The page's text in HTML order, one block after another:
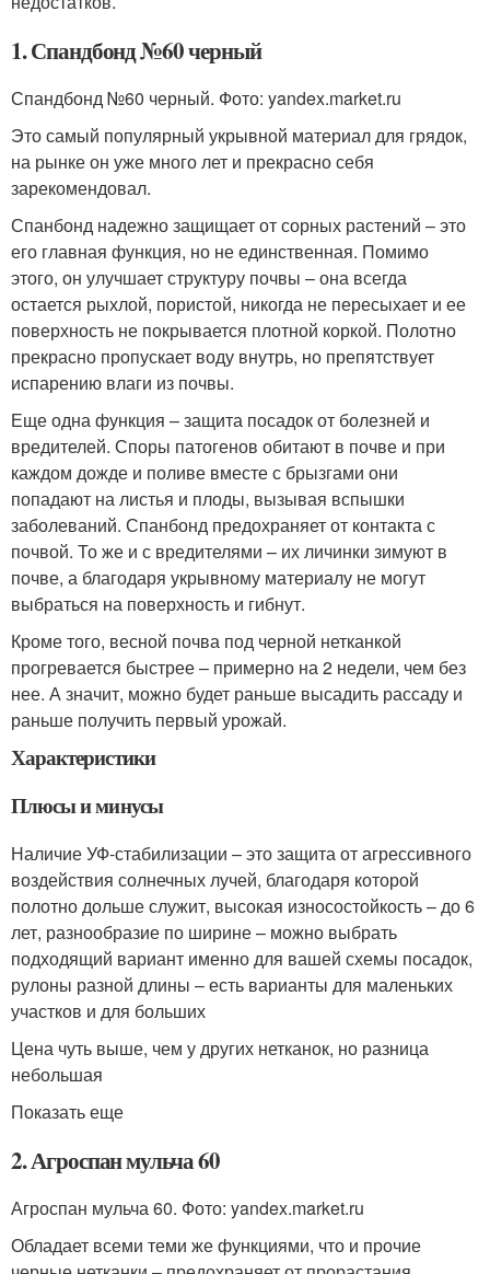
1. Спандбонд №60 черный
Спандбонд №60 черный. Фото: yandex.market.ru
Это самый популярный укрывной материал для грядок,
на рынке он уже много лет и прекрасно себя
зарекомендовал.
Спанбонд надежно защищает от сорных растений – это
его главная функция, но не единственная. Помимо
этого, он улучшает структуру почвы – она всегда
остается рыхлой, пористой, никогда не пересыхает и ее
поверхность не покрывается плотной коркой. Полотно
прекрасно пропускает воду внутрь, но препятствует
испарению влаги из почвы.
Еще одна функция – защита посадок от болезней и
вредителей. Споры патогенов обитают в почве и при
каждом дожде и поливе вместе с брызгами они
попадают на листья и плоды, вызывая вспышки
заболеваний. Спанбонд предохраняет от контакта с
почвой. То же и с вредителями – их личинки зимуют в
почве, а благодаря укрывному материалу не могут
выбраться на поверхность и гибнут.
Кроме того, весной почва под черной нетканкой
прогревается быстрее – примерно на 2 недели, чем без
нее. А значит, можно будет раньше высадить рассаду и
раньше получить первый урожай.
Характеристики
Плюсы и минусы
Наличие УФ-стабилизации – это защита от агрессивного
воздействия солнечных лучей, благодаря которой
полотно дольше служит, высокая износостойкость – до 6
лет, разнообразие по ширине – можно выбрать
подходящий вариант именно для вашей схемы посадок,
рулоны разной длины – есть варианты для маленьких
участков и для больших
Цена чуть выше, чем у других нетканок, но разница
небольшая
Показать еще
2. Агроспан мульча 60
Агроспан мульча 60. Фото: yandex.market.ru
Обладает всеми теми же функциями, что и прочие